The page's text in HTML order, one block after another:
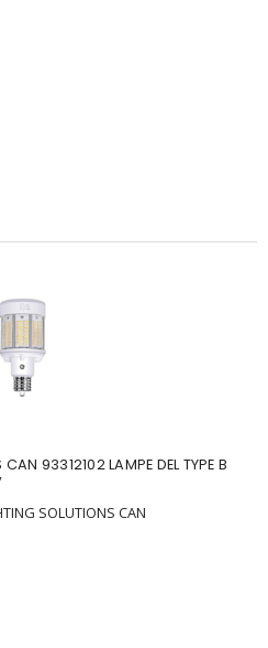
93312102 LAMPE DEL TYPE B
SOLUTIONS CAN